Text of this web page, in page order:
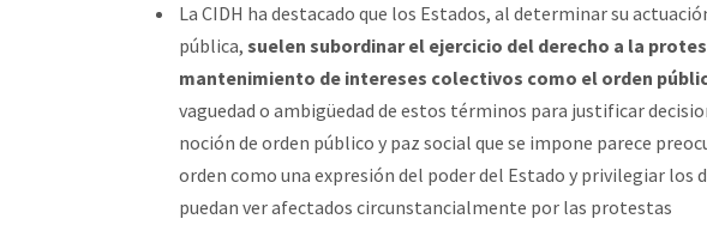
La CIDH ha destacado que los Estados, al determinar su
pública, suelen subordinar el ejercicio del derecho a la
mantenimiento de intereses colectivos como el orden
vaguedad o ambigüedad de estos términos para justificar
noción de orden público y paz social que se impone parece
orden como una expresión del poder del Estado y privilegiar los
puedan ver afectados circunstancialmente por las protestas